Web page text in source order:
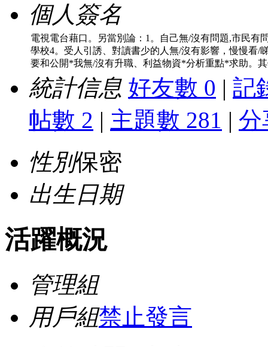
個人簽名
電視電台藉口。另當別論：1。自己無/沒有問題,市民有
學校4。受人引誘、對讀書少的人無/沒有影響，慢慢看/
要和公開*我無/沒有升職、利益物資*分析重點*求助。
統計信息 好友數 0 | 記
帖數 2 | 主題數 281 | 分
性別保密
出生日期
活躍概況
管理組
用戶組禁止發言